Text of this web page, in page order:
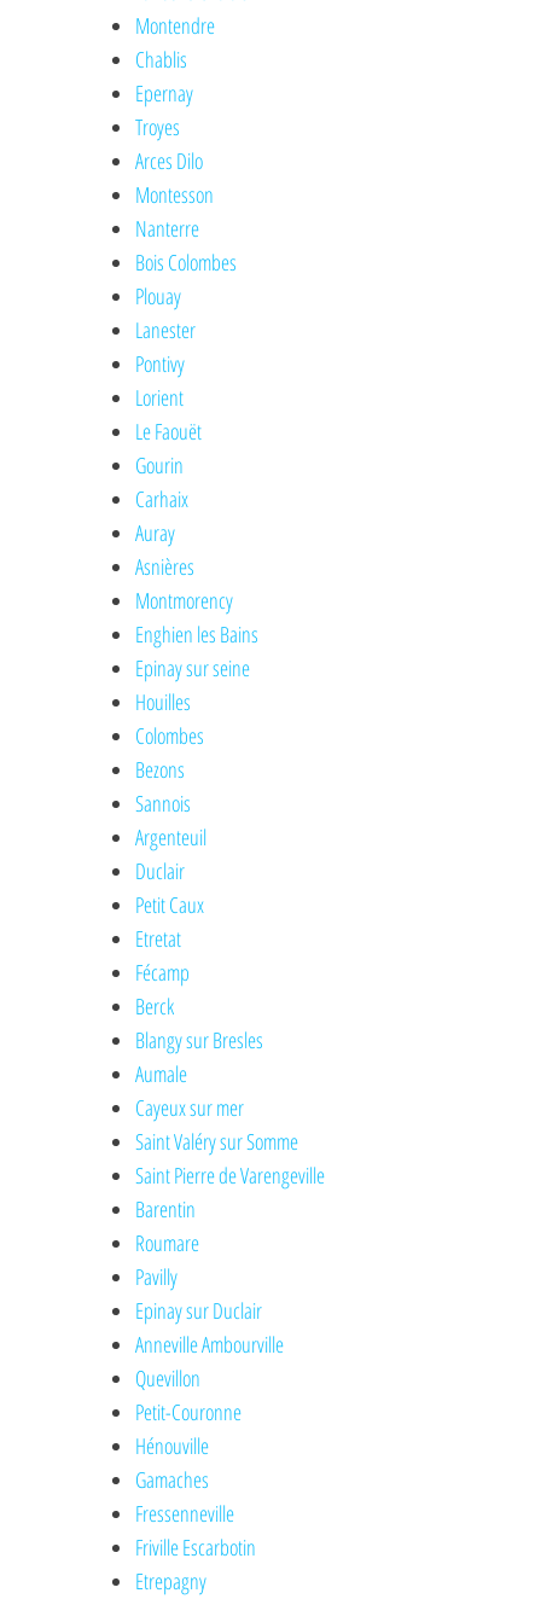
Montendre
Chablis
Epernay
Troyes
Arces Dilo
Montesson
Nanterre
Bois Colombes
Plouay
Lanester
Pontivy
Lorient
Le Faouët
Gourin
Carhaix
Auray
Asnières
Montmorency
Enghien les Bains
Epinay sur seine
Houilles
Colombes
Bezons
Sannois
Argenteuil
Duclair
Petit Caux
Etretat
Fécamp
Berck
Blangy sur Bresles
Aumale
Cayeux sur mer
Saint Valéry sur Somme
Saint Pierre de Varengeville
Barentin
Roumare
Pavilly
Epinay sur Duclair
Anneville Ambourville
Quevillon
Petit-Couronne
Hénouville
Gamaches
Fressenneville
Friville Escarbotin
Etrepagny